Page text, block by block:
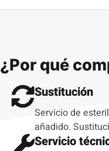
¿Por qué
Sustitución
Servicio de
añadido.
Servicio